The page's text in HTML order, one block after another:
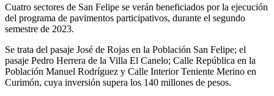
Cuatro sectores de San Felipe se verán beneficiados por la ejecución
del programa de pavimentos participativos, durante el segundo
semestre de 2023.
Se trata del pasaje José de Rojas en la Población San Felipe; el
pasaje Pedro Herrera de la Villa El Canelo; Calle República en la
Población Manuel Rodríguez y Calle Interior Teniente Merino en
Curimón, cuya inversión supera los 140 millones de pesos.